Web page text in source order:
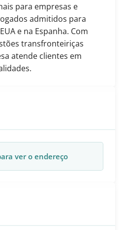
para empresas e
admitidos para
e na Espanha. Com
transfronteiriças
atende clientes em
ver o endereço